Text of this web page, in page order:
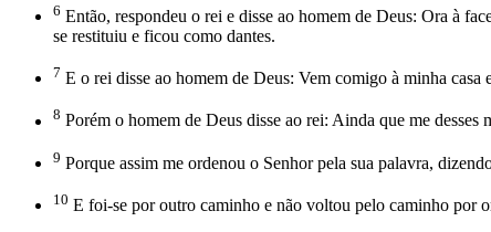
6 Então, respondeu o rei e disse ao homem de Deus: Ora à
se restituiu e ficou como dantes.
7 E o rei disse ao homem de Deus: Vem comigo à minha casa
8 Porém o homem de Deus disse ao rei: Ainda que me
9 Porque assim me ordenou o Senhor pela sua palavra,
10 E foi-se por outro caminho e não voltou pelo caminho por